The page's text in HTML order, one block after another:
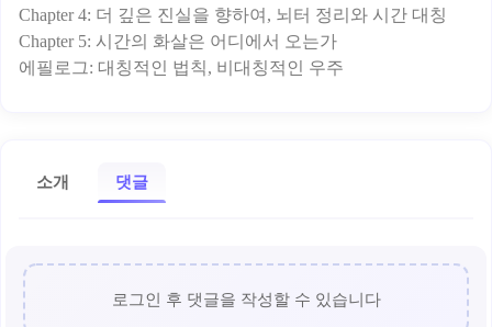
Chapter 4: 더 깊은 진실을 향하여, 뇌터 정리와 시간 대칭
Chapter 5: 시간의 화살은 어디에서 오는가
소개 댓글
로그인 후 댓글을 작성할 수 있습니다